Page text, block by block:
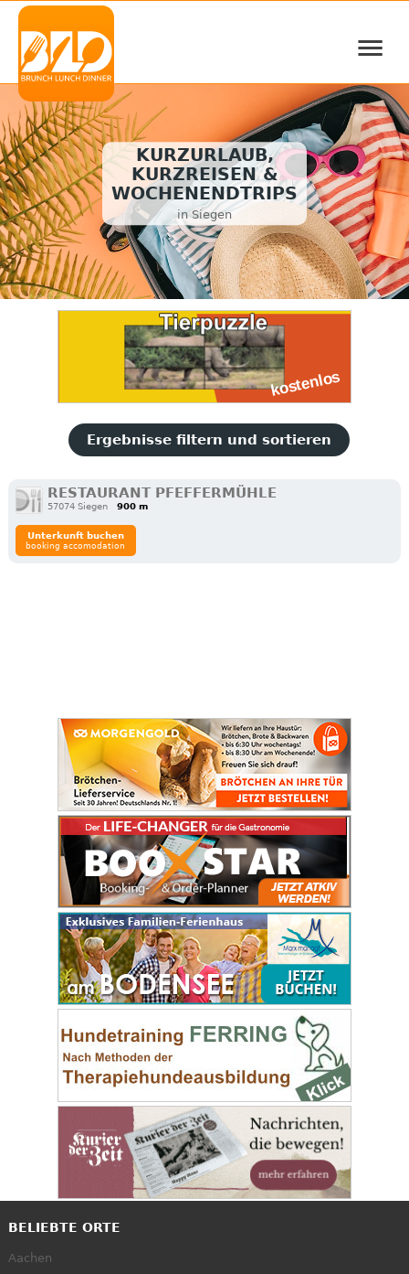
≡
KURZURLAUB,
KURZREISEN &
WOCHENENDTRIPS
in Siegen
Ergebnisse filtern und sortieren
RESTAURANT PFEFFERMÜHLE
57074 Siegen 900 m
Unterkunft buchen
booking accomodation
BELIEBTE ORTE
Aachen